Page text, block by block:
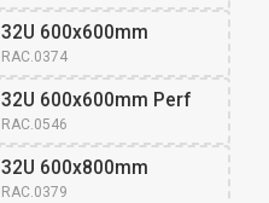
32U 600x600mm
RAC.0374
32U 600x600mm Perf
RAC.0546
32U 600x800mm
RAC.0379